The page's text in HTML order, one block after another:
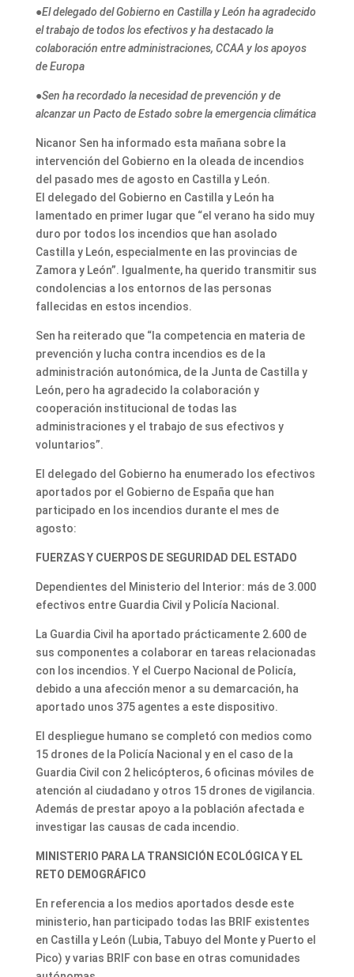
●El delegado del Gobierno en Castilla y León ha agradecido
el trabajo de todos los efectivos y ha destacado la
colaboración entre administraciones, CCAA y los apoyos
de Europa
●Sen ha recordado la necesidad de prevención y de
alcanzar un Pacto de Estado sobre la emergencia climática
Nicanor Sen ha informado esta mañana sobre la
intervención del Gobierno en la oleada de incendios
del pasado mes de agosto en Castilla y León.
El delegado del Gobierno en Castilla y León ha
lamentado en primer lugar que “el verano ha sido muy
duro por todos los incendios que han asolado
Castilla y León, especialmente en las provincias de
Zamora y León”. Igualmente, ha querido transmitir sus
condolencias a los entornos de las personas
fallecidas en estos incendios.
Sen ha reiterado que “la competencia en materia de
prevención y lucha contra incendios es de la
administración autonómica, de la Junta de Castilla y
León, pero ha agradecido la colaboración y
cooperación institucional de todas las
administraciones y el trabajo de sus efectivos y
voluntarios”.
El delegado del Gobierno ha enumerado los efectivos
aportados por el Gobierno de España que han
participado en los incendios durante el mes de
agosto:
FUERZAS Y CUERPOS DE SEGURIDAD DEL ESTADO
Dependientes del Ministerio del Interior: más de 3.000
efectivos entre Guardia Civil y Policía Nacional.
La Guardia Civil ha aportado prácticamente 2.600 de
sus componentes a colaborar en tareas relacionadas
con los incendios. Y el Cuerpo Nacional de Policía,
debido a una afección menor a su demarcación, ha
aportado unos 375 agentes a este dispositivo.
El despliegue humano se completó con medios como
15 drones de la Policía Nacional y en el caso de la
Guardia Civil con 2 helicópteros, 6 oficinas móviles de
atención al ciudadano y otros 15 drones de vigilancia.
Además de prestar apoyo a la población afectada e
investigar las causas de cada incendio.
MINISTERIO PARA LA TRANSICIÓN ECOLÓGICA Y EL
RETO DEMOGRÁFICO
En referencia a los medios aportados desde este
ministerio, han participado todas las BRIF existentes
en Castilla y León (Lubia, Tabuyo del Monte y Puerto el
Pico) y varias BRIF con base en otras comunidades